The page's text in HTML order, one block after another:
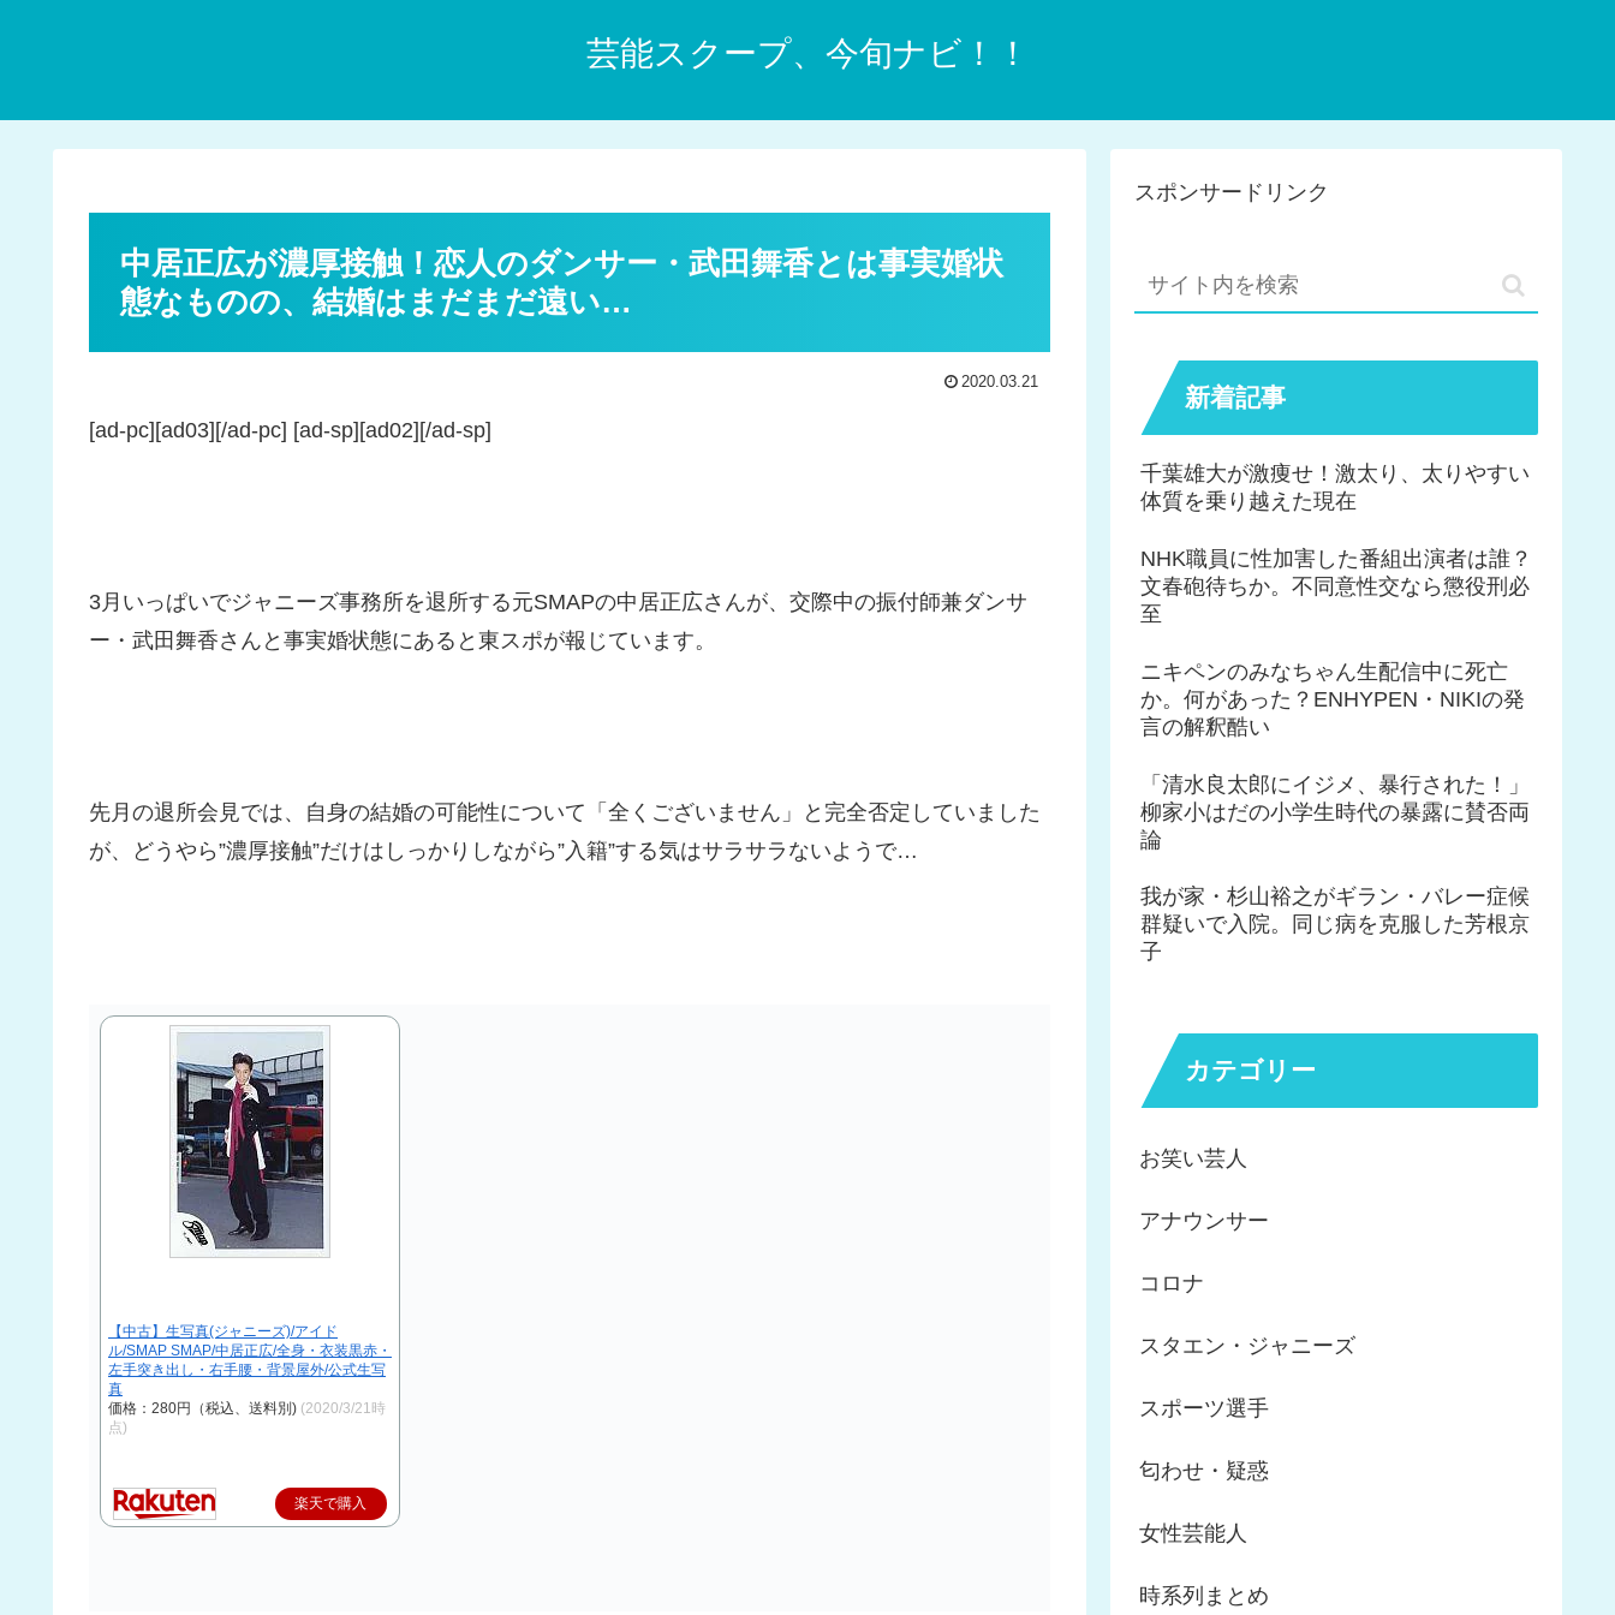
芸能スクープ、今旬ナビ！！
中居正広が濃厚接触！恋人のダンサー・武田舞香とは事実婚状
態なものの、結婚はまだまだ遠い…
2020.03.21
[ad-pc][ad03][/ad-pc] [ad-sp][ad02][/ad-sp]
3月いっぱいでジャニーズ事務所を退所する元SMAPの中居正広さんが、交際中の振付師兼ダンサ
ー・武田舞香さんと事実婚状態にあると東スポが報じています。
先月の退所会見では、自身の結婚の可能性について「全くございません」と完全否定していました
が、どうやら”濃厚接触”だけはしっかりしながら”入籍”する気はサラサラないようで…
【中古】生写真(ジャニーズ)/アイド
ル/SMAP SMAP/中居正広/全身・衣装黒赤・
左手突き出し・右手腰・背景屋外/公式生写
真
価格：280円（税込、送料別) (2020/3/21時
点)
楽天で購入
スポンサードリンク
新着記事
千葉雄大が激痩せ！激太り、太りやすい
体質を乗り越えた現在
NHK職員に性加害した番組出演者は誰？
文春砲待ちか。不同意性交なら懲役刑必
至
ニキペンのみなちゃん生配信中に死亡
か。何があった？ENHYPEN・NIKIの発
言の解釈酷い
「清水良太郎にイジメ、暴行された！」
柳家小はだの小学生時代の暴露に賛否両
論
我が家・杉山裕之がギラン・バレー症候
群疑いで入院。同じ病を克服した芳根京
子
カテゴリー
お笑い芸人
アナウンサー
コロナ
スタエン・ジャニーズ
スポーツ選手
匂わせ・疑惑
女性芸能人
時系列まとめ